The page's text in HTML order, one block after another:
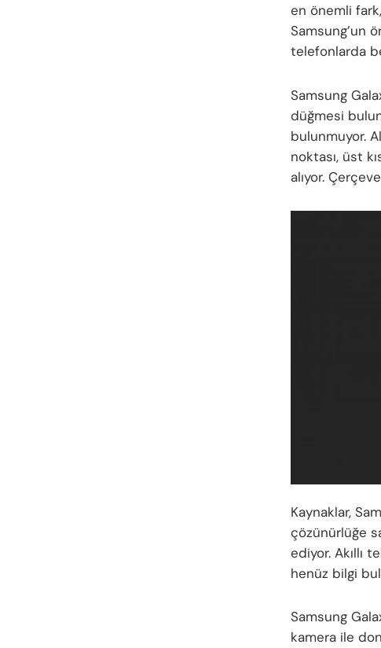
en önemli
Samsung’un
telefonlarda
Samsung
düğmesi
bulunmuyor.
noktası, üst
alıyor.
Kaynaklar,
çözünürlüğe
ediyor. Akıllı
henüz bilgi
Samsung
kamera ile